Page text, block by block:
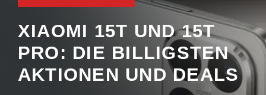
XIAOMI 15T UND 15T
PRO: DIE BILLIGSTEN
AKTIONEN UND DEALS